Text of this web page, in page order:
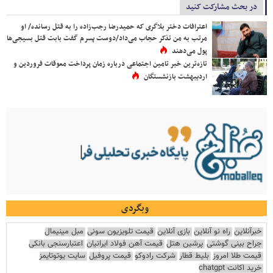
در بحث مشارکت کنید
اعترافات دختر بلاگری که حمیدرضا رجب‌زاده را به قتل رسانده/ او
مرتب به من تذکر حجاب می‌داد/دوست پسرم گفت بابت قتل بسیجی‌ها
پول می‌دهند
تازه‌ترین خبر تامین اجتماعی درباره زمان پرداخت معوقات فروردین و
اردیبهشت بازنشستگان
وبگردی
خبرآنلاین راه نو آنلاین بازی آنلاین قیمت تلویزیون سونی مبل مینیمال
جراح بینی گوشتی پرشین هتل قیمت آهن فولاد ایرانیان اعتبارسنجی بانکی
قیمت طلا امروز بلیط قطار شرکت رادوکو قیمت پروفیل سایت یوتوتایمز
خرید اکانت chatgpt